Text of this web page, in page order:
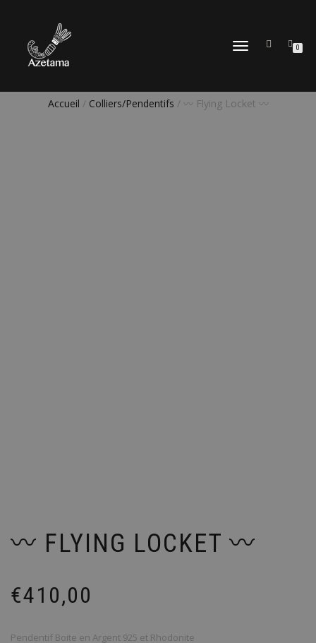
DÉPLIER
0
Accueil / Colliers/Pendentifs / 〰️ Flying Locket 〰️
〰️ FLYING LOCKET 〰️
€410,00
Pendentif Boite en Argent 925 et Rhodonite